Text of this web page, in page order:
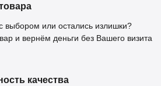
выбором или остались излишки?
и вернём деньги без Вашего визита
качества